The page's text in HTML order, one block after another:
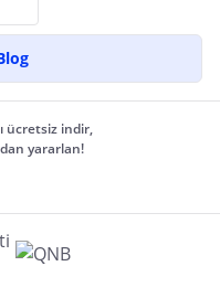
ücretsiz indir,
yararlan!